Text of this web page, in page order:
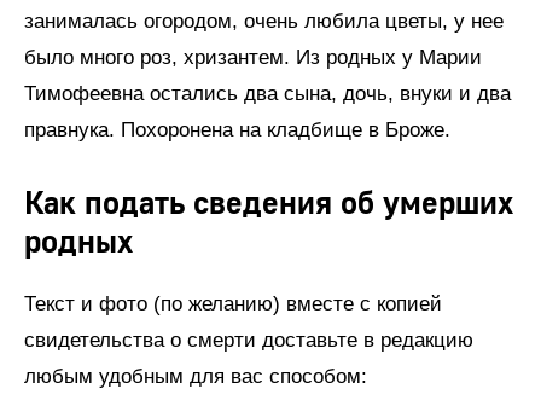
занималась огородом, очень любила цветы, у нее
было много роз, хризантем. Из родных у Марии
Тимофеевна остались два сына, дочь, внуки и два
правнука. Похоронена на кладбище в Броже.
Как подать сведения об умерших
родных
Текст и фото (по желанию) вместе с копией
свидетельства о смерти доставьте в редакцию
любым удобным для вас способом: